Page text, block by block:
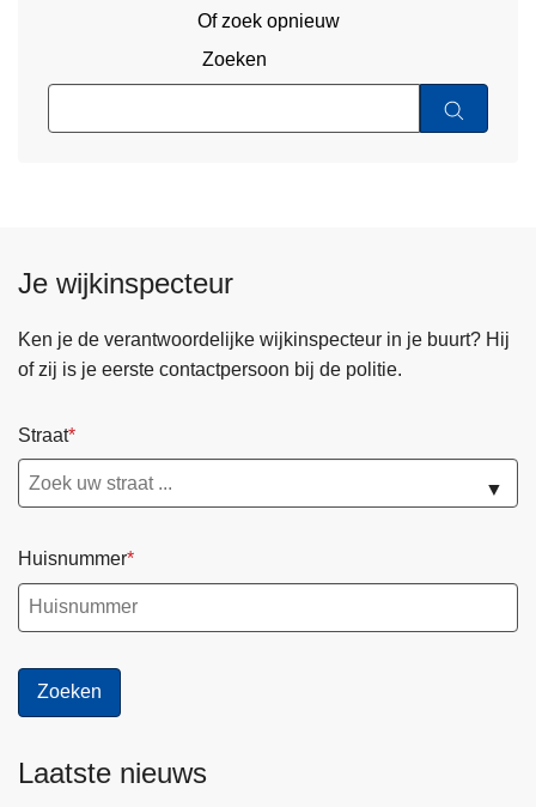
Of zoek opnieuw
Zoeken
Je wijkinspecteur
Ken je de verantwoordelijke wijkinspecteur in je buurt? Hij
of zij is je eerste contactpersoon bij de politie.
Straat
▼
Huisnummer
Laatste nieuws